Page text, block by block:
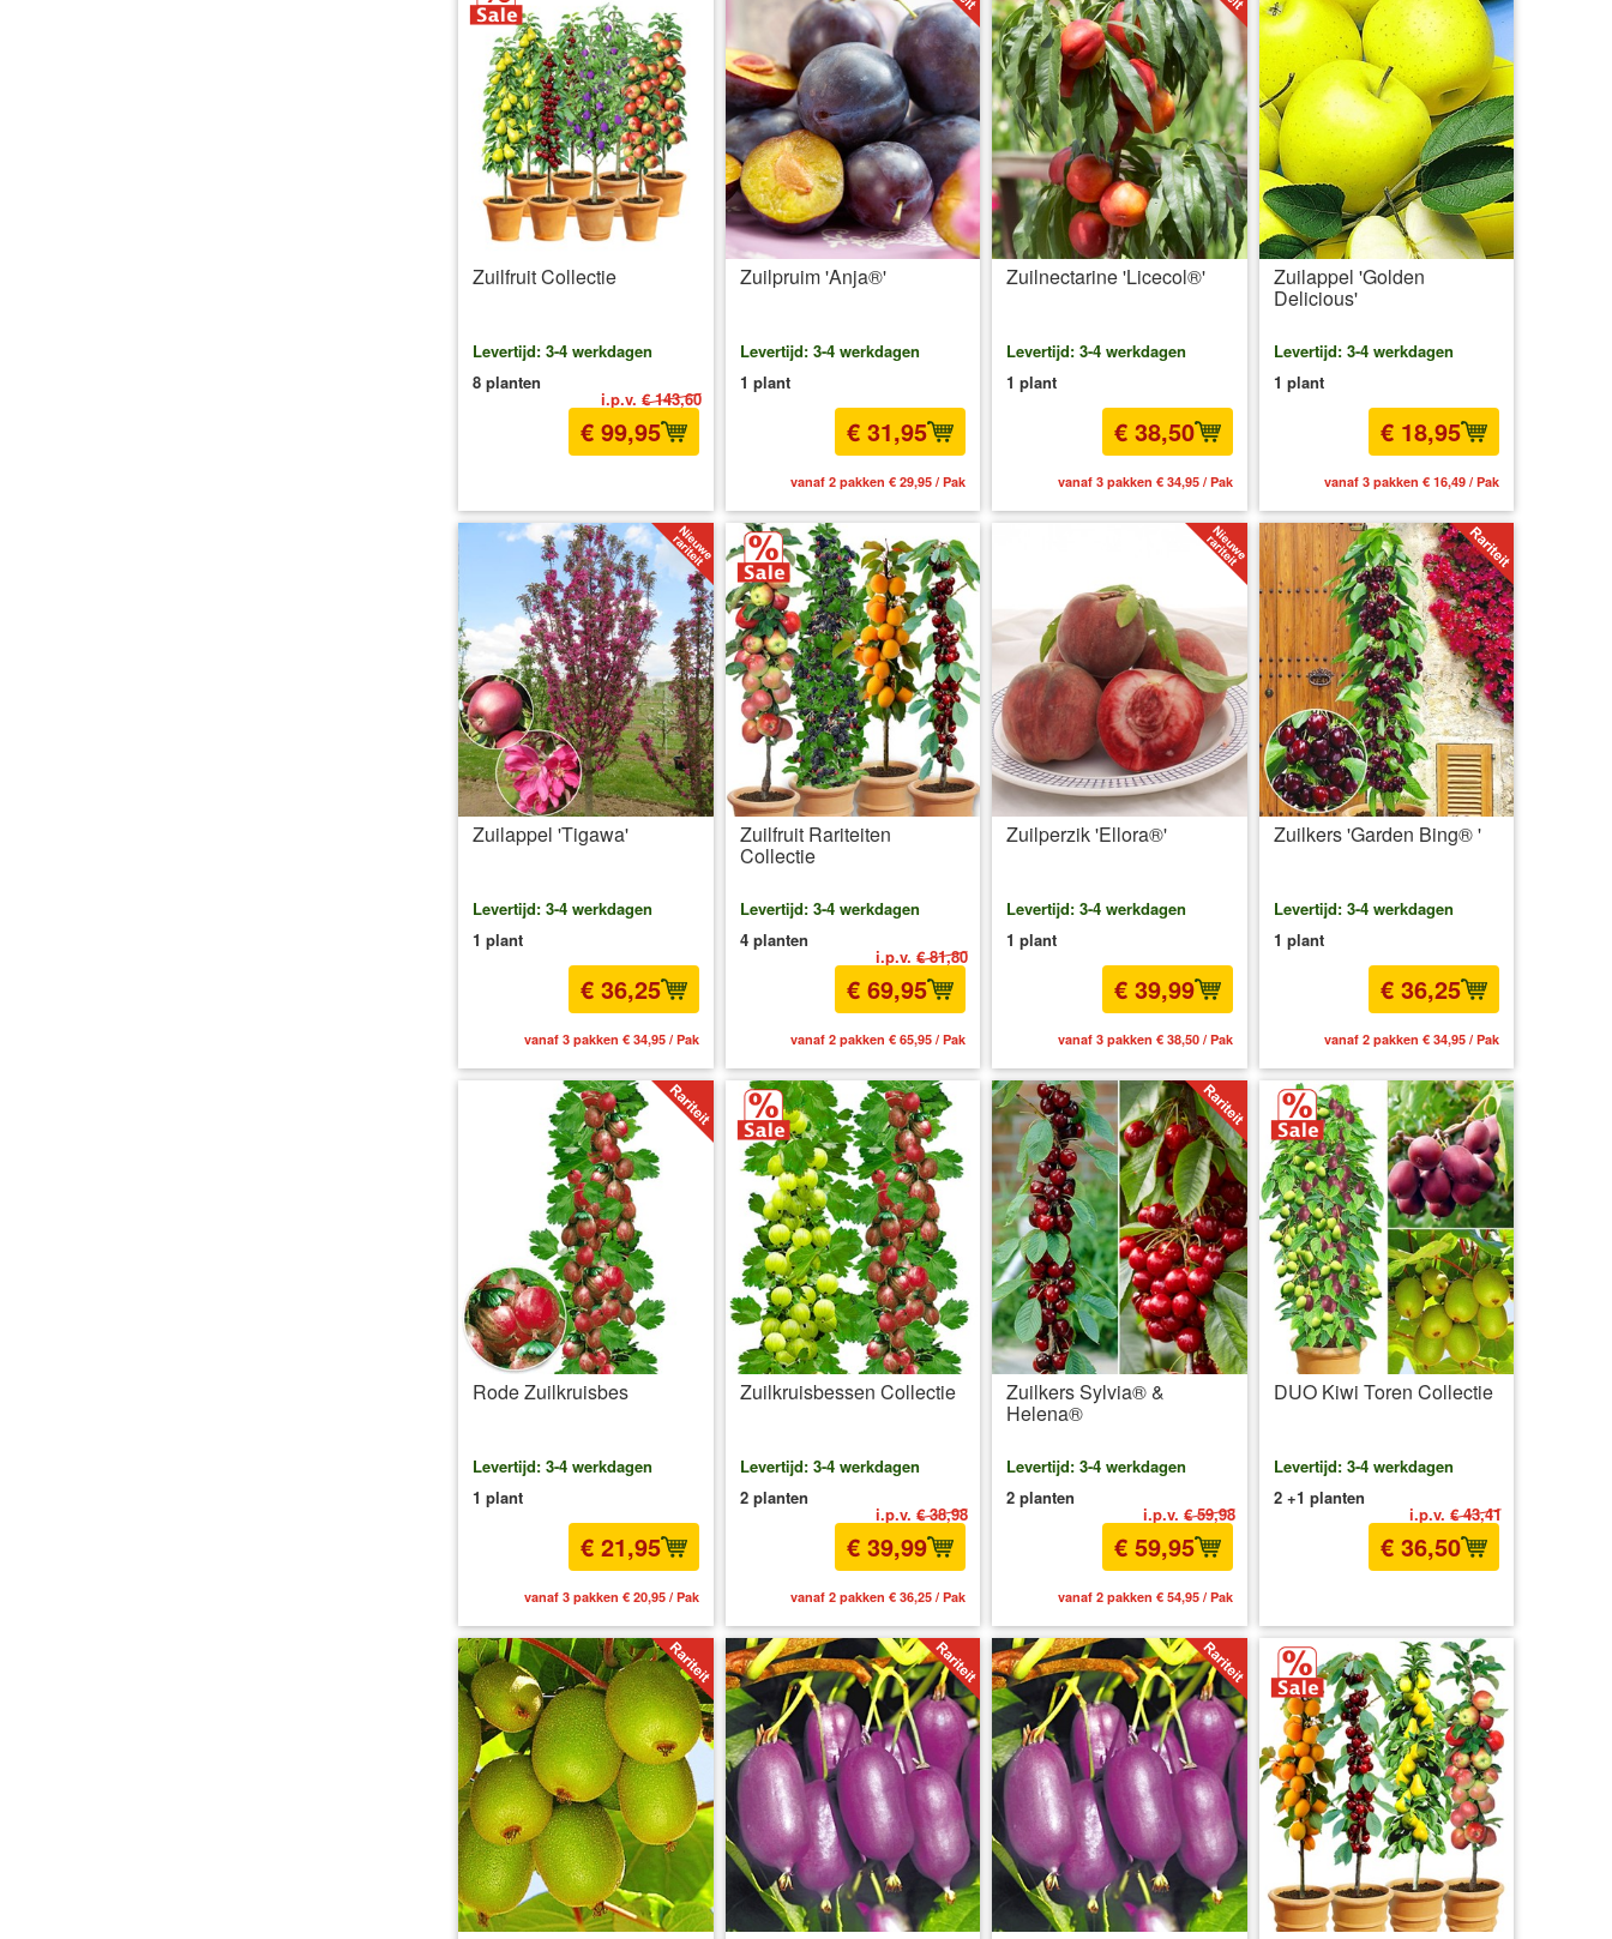
Zuilfruit Collectie
i.p.v. € 143,60
Levertijd: 3-4 werkdagen
8 planten
€ 99,95
Zuilpruim 'Anja®'
Levertijd: 3-4 werkdagen
1 plant
€ 31,95
vanaf 2 pakken € 29,95 / Pak
Zuilnectarine 'Licecol®'
Levertijd: 3-4 werkdagen
1 plant
€ 38,50
vanaf 3 pakken € 34,95 / Pak
Zuilappel 'Golden
Delicious'
Levertijd: 3-4 werkdagen
1 plant
€ 18,95
vanaf 3 pakken € 16,49 / Pak
Zuilappel 'Tigawa'
Levertijd: 3-4 werkdagen
1 plant
€ 36,25
vanaf 3 pakken € 34,95 / Pak
Zuilfruit Rariteiten
Collectie
i.p.v. € 81,80
Levertijd: 3-4 werkdagen
4 planten
€ 69,95
vanaf 2 pakken € 65,95 / Pak
Zuilperzik 'Ellora®'
Levertijd: 3-4 werkdagen
1 plant
€ 39,99
vanaf 3 pakken € 38,50 / Pak
Zuilkers 'Garden Bing® '
Levertijd: 3-4 werkdagen
1 plant
€ 36,25
vanaf 2 pakken € 34,95 / Pak
Rode Zuilkruisbes
Levertijd: 3-4 werkdagen
1 plant
€ 21,95
vanaf 3 pakken € 20,95 / Pak
Zuilkruisbessen Collectie
i.p.v. € 38,98
Levertijd: 3-4 werkdagen
2 planten
€ 39,99
vanaf 2 pakken € 36,25 / Pak
Zuilkers Sylvia® &
Helena®
i.p.v. € 59,98
Levertijd: 3-4 werkdagen
2 planten
€ 59,95
vanaf 2 pakken € 54,95 / Pak
DUO Kiwi Toren Collectie
i.p.v. € 43,41
Levertijd: 3-4 werkdagen
2 +1 planten
€ 36,50